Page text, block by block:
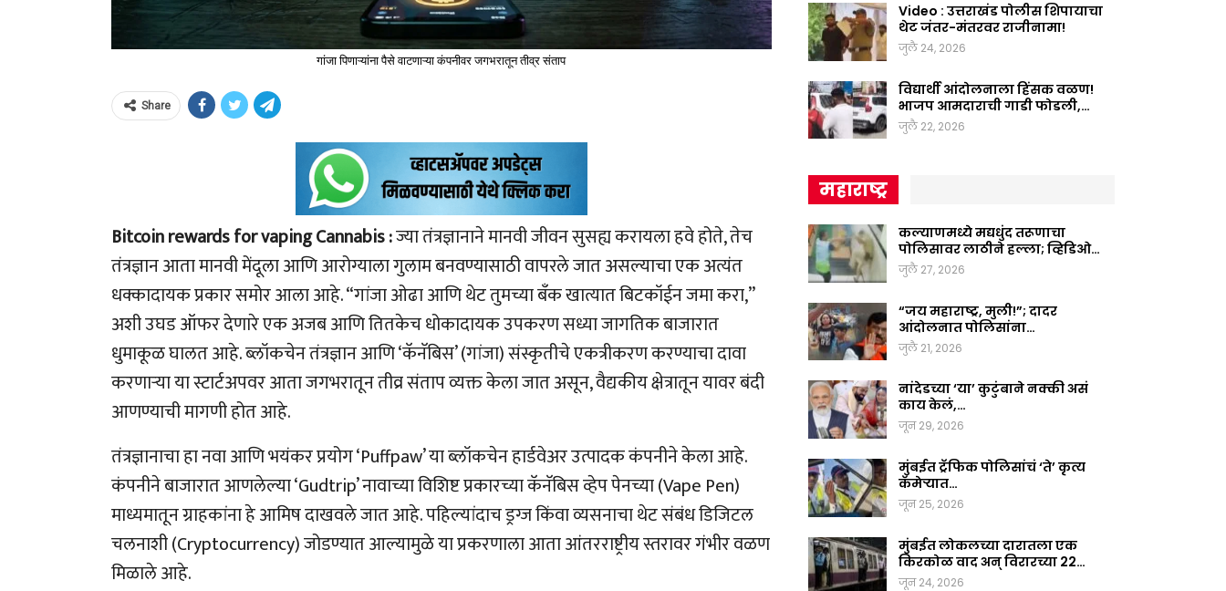
गांजा पिणाऱ्यांना पैसे वाटणाऱ्या कंपनीवर जगभरातून तीव्र संताप
Share
Bitcoin rewards for vaping Cannabis :ज्या तंत्रज्ञानाने मानवी जीवन सुसह्य करायला हवे होते, तेच
तंत्रज्ञान आता मानवी मेंदूला आणि आरोग्याला गुलाम बनवण्यासाठी वापरले जात असल्याचा एक अत्यंत
धक्कादायक प्रकार समोर आला आहे. “गांजा ओढा आणि थेट तुमच्या बँक खात्यात बिटकॉईन जमा करा,”
अशी उघड ऑफर देणारे एक अजब आणि तितकेच धोकादायक उपकरण सध्या जागतिक बाजारात
धुमाकूळ घालत आहे. ब्लॉकचेन तंत्रज्ञान आणि ‘कॅनॅबिस’ (गांजा) संस्कृतीचे एकत्रीकरण करण्याचा दावा
करणाऱ्या या स्टार्टअपवर आता जगभरातून तीव्र संताप व्यक्त केला जात असून, वैद्यकीय क्षेत्रातून यावर बंदी
आणण्याची मागणी होत आहे.
तंत्रज्ञानाचा हा नवा आणि भयंकर प्रयोग ‘Puffpaw’ या ब्लॉकचेन हार्डवेअर उत्पादक कंपनीने केला आहे.
कंपनीने बाजारात आणलेल्या ‘Gudtrip’ नावाच्या विशिष्ट प्रकारच्या कॅनॅबिस व्हेप पेनच्या (Vape Pen)
माध्यमातून ग्राहकांना हे आमिष दाखवले जात आहे.पहिल्यांदाच ड्रग्ज किंवा व्यसनाचा थेट संबंध डिजिटल
चलनाशी (Cryptocurrency) जोडण्यात आल्यामुळे या प्रकरणाला आता आंतरराष्ट्रीय स्तरावर गंभीर वळण
मिळाले आहे.
Video : उत्तराखंड पोलीस शिपायाचा
थेट जंतर-मंतरवर राजीनामा!
जुलै 24, 2026
विद्यार्थी आंदोलनाला हिंसक वळण!
भाजप आमदाराची गाडी फोडली,…
जुलै 22, 2026
महाराष्ट्र
कल्याणमध्ये मद्यधुंद तरूणाचा
पोलिसावर लाठीने हल्ला; व्हिडिओ…
जुलै 27, 2026
“जय महाराष्ट्र, मुली!”; दादर
आंदोलनात पोलिसांना…
जुलै 21, 2026
नांदेडच्या ‘या’ कुटुंबाने नक्की असं
काय केलं,…
जून 29, 2026
मुंबईत ट्रॅफिक पोलिसांचं ‘ते’ कृत्य
कॅमेऱ्यात…
जून 25, 2026
मुंबईत लोकलच्या दारातला एक
किरकोळ वाद अन् विरारच्या 22…
जून 24, 2026